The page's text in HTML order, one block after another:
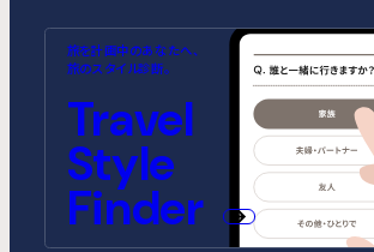
MIMARU SUITES 東京浅草
MIMARU
MIMARU SUITES 東京日本橋
MIMARU
MIMARU東京 STATION EAST
MIMARU
MIMARU東京 上野稲荷町
MIMARU
MIMARU東京 上野EAST
MIMARU
MIMARU SUITES 京都
CENTRAL
MIMARU
MIMARU京都 STATION
MIMARU
MIMARU京都 四条WEST(旧
MIMARU京都 西洞院高辻)
MIMARU
MIMARU SUITES 京都四条
MIMARU大阪 難波STATION
ANNEX（2026年10月1日開業）
MIMARU
MIMARU大阪 心斎橋NORTH
MIMARU
MIMARU大阪 難波STATION
MIMARU
MIMARU大阪 難波NORTH
旅を計画中のあなたへ、
旅のスタイル診断。
Travel
Style
Finder